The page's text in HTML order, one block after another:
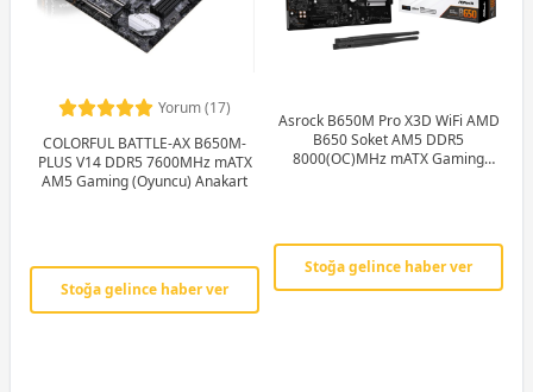
Yorum (17)
COLORFUL BATTLE-AX B650M-
PLUS V14 DDR5 7600MHz mATX
AM5 Gaming (Oyuncu) Anakart
Stoğa gelince haber ver
Asrock B650M Pro X3D WiFi AMD
B650 Soket AM5 DDR5
8000(OC)MHz mATX Gaming
Stoğa gelince haber ver